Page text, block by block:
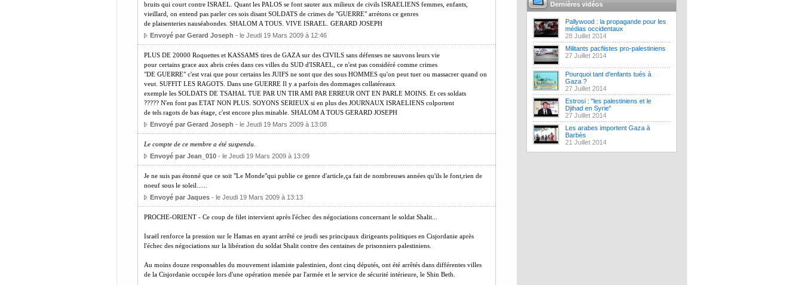
bruits qui court contre ISRAEL. Quant les PALOS se font sauter aux milieux de civils ISRAELIENS femmes, enfants,
vieillard, on entend pas parler ces sois disant SOLDATS de crimes de "GUERRE" arrétons ce genres
de plaisenteries nauséabondes. SHALOM A TOUS. VIVE ISRAEL. GERARD JOSEPH
Envoyé par Gerard Joseph - le Jeudi 19 Mars 2009 à 12:46
PLUS DE 20000 Roquettes et KASSAMS tires de GAZA sur des CIVILS sans défenses ne sauvons leurs vie
pour certains grace aux abris crées dans ces villes du SUD d'ISRAEL, ce n'est pas considéré comme crimes
"DE GUERRE" c'est vrai que pour certains les JUIFS ne sont que des sous HOMMES qu'on peut tuer ou massacrer quand on
veut. SUFFIT LES RAGOTS. Dans une GUERRE Il y a parfois des dommages collatéreaux
exemple les SOLDATS DE TSAHAL TUE PAR UN TIR AMI PAR ERREUR ONT EN PARLE MOINS. Et ces soldats
????? N'en font pas ETAT NON PLUS. SOYONS SERIEUX si en plus des JOURNAUX ISRAELIENS colportent
de tels ragots de bas étage, c'est encore plus minable. SHALOM A TOUS GERARD JOSEPH
Envoyé par Gerard Joseph - le Jeudi 19 Mars 2009 à 13:08
Le compte de ce membre a été suspendu.
Envoyé par Jean_010- le Jeudi 19 Mars 2009 à 13:09
Je ne suis pas étonné que ce soit "Le Monde"qui publie ce genre d'article,ça fait de nombreuses années qu'ils le font,rien de
noeuf sous le soleil......
Envoyé par Jaques- le Jeudi 19 Mars 2009 à 13:13
PROCHE-ORIENT - Ce coup de filet intervient après l'échec des négociations concernant le soldat Shalit...
Israël renforce la pression sur le Hamas en ayant arrêté ce jeudi ses principaux dirigeants politiques en Cisjordanie après
l'échec des négociations sur la libération du soldat Shalit contre des centaines de prisonniers palestiniens.
Au moins douze responsables du mouvement islamiste palestinien, dont cinq députés, ont été arrêtés dans différentes villes
de la Cisjordanie occupée lors d'une opération menée par l'armée et le service de sécurité intérieure, le Shin Beth.
Dernières vidéos
Pallywood : la propagande pour les
médias occidentaux
28 Juillet 2014
Militants pacfiistes pro-palestiniens
27 Juillet 2014
Pourquoi tant d'enfants tués à
Gaza ?
27 Juillet 2014
Estrosi : "les palestiniens et le
Djihad en Syrie"
27 Juillet 2014
Les arabes importent Gaza à
Barbès
21 Juillet 2014